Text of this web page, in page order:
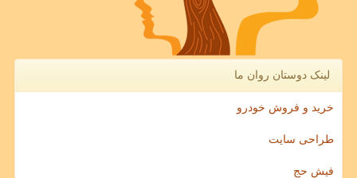
لینک دوستان روان ما
خرید و فروش خودرو
طراحی سایت
فیش حج